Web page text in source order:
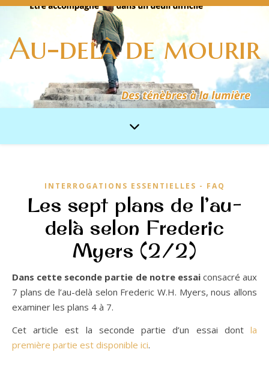
Au-delà de mourir
INTERROGATIONS ESSENTIELLES - FAQ
Les sept plans de l’au-
delà selon Frederic
Myers (2/2)
Dans cette seconde partie de notre essaiconsacré aux
7 plans de l’au-delà selon Frederic W.H. Myers, nous allons
examiner les plans 4 à 7.
Cet article est la seconde partie d’un essai dont la
première partie est disponible ici.